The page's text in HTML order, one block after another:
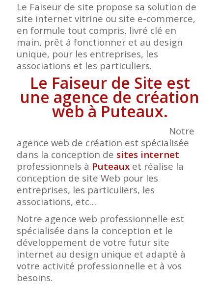
Le Faiseur de site propose sa solution de
site internet vitrine ou site e-commerce,
en formule tout compris, livré clé en
main, prêt à fonctionner et au design
unique, pour les entreprises, les
associations et les particuliers.
Le Faiseur de Site est
une agence de création
web à Puteaux.
Notre
agence web de création est spécialisée
dans la conception de sites internet
professionnels à Puteauxet réalise la
conception de site Web pour les
entreprises, les particuliers, les
associations, etc…
Notre agence web professionnelle est
spécialisée dans la conception et le
développement de votre futur site
internet au design unique et adapté à
votre activité professionnelle et à vos
besoins.